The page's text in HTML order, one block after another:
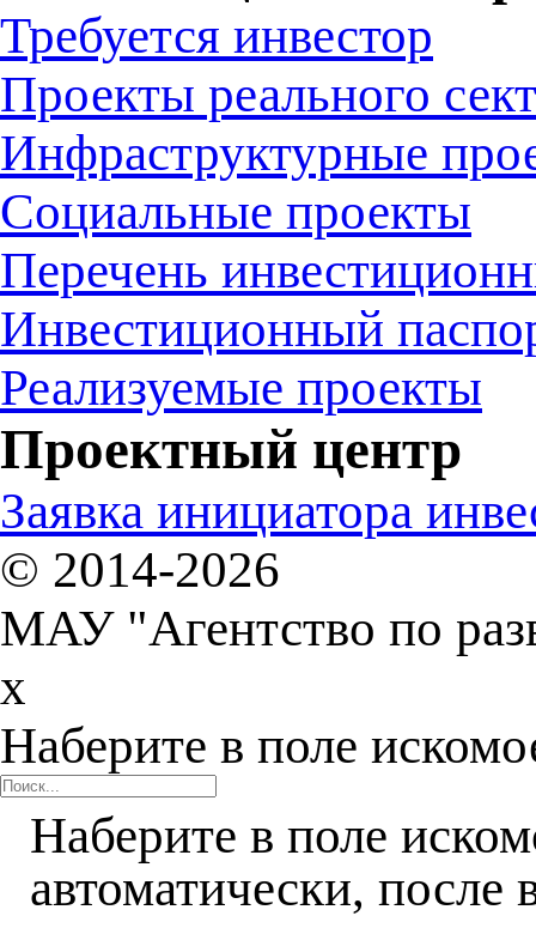
Требуется инвестор
Проекты реального
Инфраструктурные
Социальные проекты
Перечень
Инвестиционный
Реализуемые проекты
Проектный центр
Заявка инициатора
© 2014-2026
МАУ "Агентство по
x
Наберите в поле
Наберите в поле
автоматически, после